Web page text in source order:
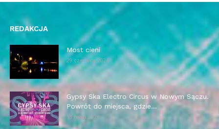
REDAKCJA
Most cieni
29 czerwca 2026
Gypsy Ska Electro Circus w Nowym Sączu.
Powrót do miejsca, gdzie...
13 maja 2026